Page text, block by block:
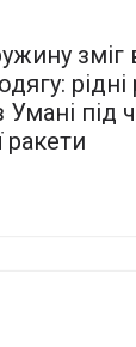
зміг
Умані під
ракети